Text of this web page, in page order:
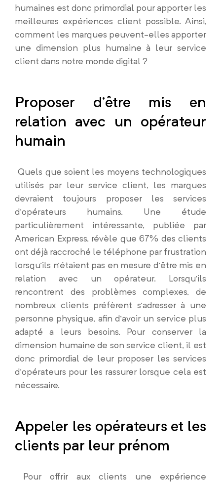
humaines est donc primordial pour apporter les
meilleures expériences client possible. Ainsi,
comment les marques peuvent-elles apporter
une dimension plus humaine à leur service
client dans notre monde digital ?
Proposer d’être mis en
relation avec un opérateur
humain
Quels que soient les moyens technologiques
utilisés par leur service client, les marques
devraient toujours proposer les services
d’opérateurs humains. Une étude
particulièrement intéressante, publiée par
American Express, révèle que 67% des clients
ont déjà raccroché le téléphone par frustration
lorsqu’ils n’étaient pas en mesure d’être mis en
relation avec un opérateur. Lorsqu’ils
rencontrent des problèmes complexes, de
nombreux clients préfèrent s’adresser à une
personne physique, afin d’avoir un service plus
adapté a leurs besoins. Pour conserver la
dimension humaine de son service client, il est
donc primordial de leur proposer les services
d’opérateurs pour les rassurer lorsque cela est
nécessaire.
Appeler les opérateurs et les
clients par leur prénom
Pour offrir aux clients une expérience